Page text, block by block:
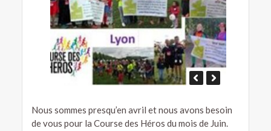
Nous sommes presqu’en avril et nous avons besoin
de vous pour la Course des Héros du mois de Juin.